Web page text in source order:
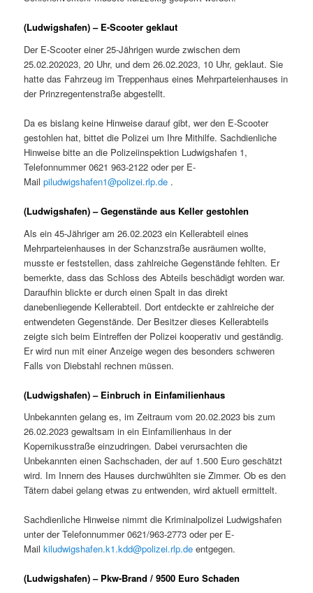
(Ludwigshafen) – E-Scooter geklaut
Der E-Scooter einer 25-Jährigen wurde zwischen dem
25.02.202023, 20 Uhr, und dem 26.02.2023, 10 Uhr, geklaut. Sie
hatte das Fahrzeug im Treppenhaus eines Mehrparteienhauses in
der Prinzregentenstraße abgestellt.
Da es bislang keine Hinweise darauf gibt, wer den E-Scooter
gestohlen hat, bittet die Polizei um Ihre Mithilfe. Sachdienliche
Hinweise bitte an die Polizeiinspektion Ludwigshafen 1,
Telefonnummer 0621 963-2122 oder per E-
Mailpiludwigshafen1@polizei.rlp.de .
(Ludwigshafen) – Gegenstände aus Keller gestohlen
Als ein 45-Jähriger am 26.02.2023 ein Kellerabteil eines
Mehrparteienhauses in der Schanzstraße ausräumen wollte,
musste er feststellen, dass zahlreiche Gegenstände fehlten. Er
bemerkte, dass das Schloss des Abteils beschädigt worden war.
Daraufhin blickte er durch einen Spalt in das direkt
danebenliegende Kellerabteil. Dort entdeckte er zahlreiche der
entwendeten Gegenstände. Der Besitzer dieses Kellerabteils
zeigte sich beim Eintreffen der Polizei kooperativ und geständig.
Er wird nun mit einer Anzeige wegen des besonders schweren
Falls von Diebstahl rechnen müssen.
(Ludwigshafen) – Einbruch in Einfamilienhaus
Unbekannten gelang es, im Zeitraum vom 20.02.2023 bis zum
26.02.2023 gewaltsam in ein Einfamilienhaus in der
Kopernikusstraße einzudringen. Dabei verursachten die
Unbekannten einen Sachschaden, der auf 1.500 Euro geschätzt
wird. Im Innern des Hauses durchwühlten sie Zimmer. Ob es den
Tätern dabei gelang etwas zu entwenden, wird aktuell ermittelt.
Sachdienliche Hinweise nimmt die Kriminalpolizei Ludwigshafen
unter der Telefonnummer 0621/963-2773 oder per E-
Mailkiludwigshafen.k1.kdd@polizei.rlp.de entgegen.
(Ludwigshafen) – Pkw-Brand / 9500 Euro Schaden